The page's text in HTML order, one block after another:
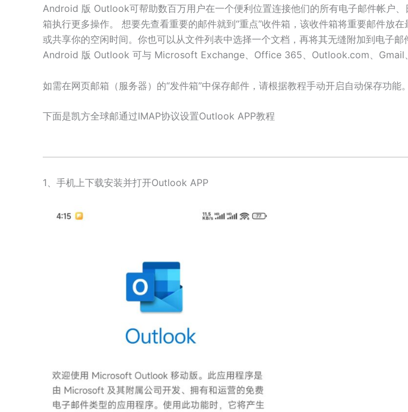
Android 版 Outlook可帮助数百万用户在一个便利位置连接他们的所有电子邮件帐户
箱执行更多操作。 想要先查看重要的邮件就到“重点”收件箱，该收件箱将重要邮件放
或共享你的空闲时间。你也可以从文件列表中选择一个文档，再将其无缝附加到电子
Android 版 Outlook 可与 Microsoft Exchange、Office 365、Outlook.com、Gmail
如需在网页邮箱（服务器）的“发件箱”中保存邮件，请根据教程手动开启自动保存功能
下面是凯方全球邮通过IMAP协议设置Outlook APP教程
1、手机上下载安装并打开Outlook APP